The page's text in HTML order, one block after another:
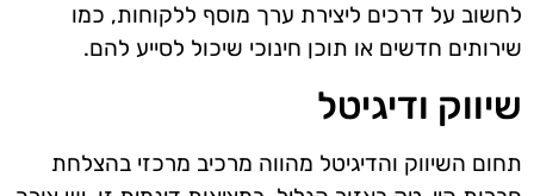
לחשוב על דרכים ליצירת ערך מוסף ללקוחות, כמו
שירותים חדשים או תוכן חינוכי שיכול לסייע להם.
שיווק ודיגיטל
תחום השיווק והדיגיטל מהווה מרכיב מרכזי בהצלחת